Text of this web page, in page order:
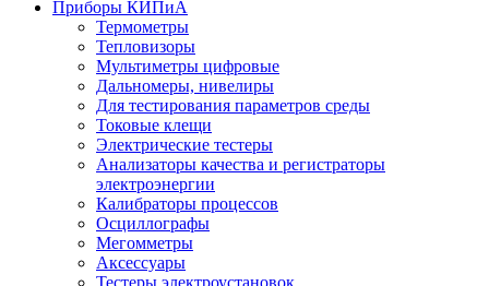
Приборы КИПиА
Термометры
Тепловизоры
Мультиметры цифровые
Дальномеры, нивелиры
Для тестирования параметров среды
Токовые клещи
Электрические тестеры
Анализаторы качества и регистраторы
электроэнергии
Калибраторы процессов
Осциллографы
Мегомметры
Аксессуары
Тестеры электроустановок